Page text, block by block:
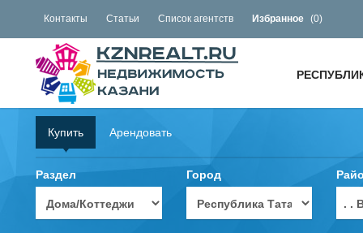
Контакты Статьи Список агентств Избранное (0)
Купить Арендовать
Раздел Город
. .